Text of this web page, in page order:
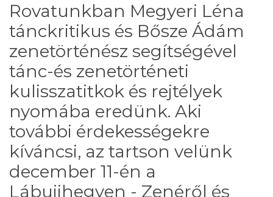
Rovatunkban Megyeri Léna
tánckritikus és Bősze Ádám
zenetörténész segítségével
tánc-és zenetörténeti
kulisszatitkok és rejtélyek
nyomába eredünk. Aki
további érdekességekre
kíváncsi, az tartson velünk
december 11-én a
Lábujjhegyen - Zenéről és